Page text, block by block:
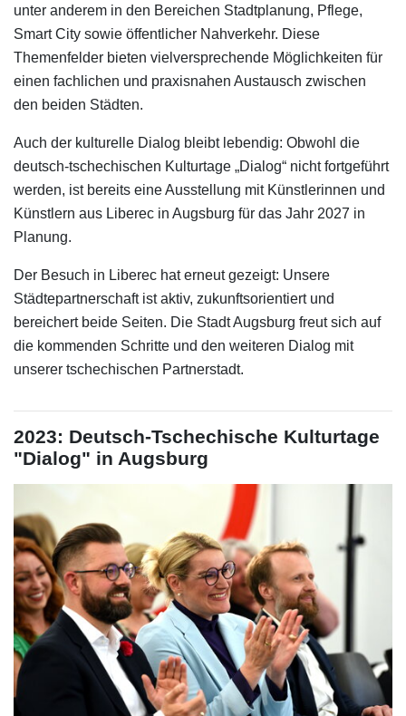
unter anderem in den Bereichen Stadtplanung, Pflege,
Smart City sowie öffentlicher Nahverkehr. Diese
Themenfelder bieten vielversprechende Möglichkeiten für
einen fachlichen und praxisnahen Austausch zwischen
den beiden Städten.
Auch der kulturelle Dialog bleibt lebendig: Obwohl die
deutsch-tschechischen Kulturtage „Dialog“ nicht fortgeführt
werden, ist bereits eine Ausstellung mit Künstlerinnen und
Künstlern aus Liberec in Augsburg für das Jahr 2027 in
Planung.
Der Besuch in Liberec hat erneut gezeigt: Unsere
Städtepartnerschaft ist aktiv, zukunftsorientiert und
bereichert beide Seiten. Die Stadt Augsburg freut sich auf
die kommenden Schritte und den weiteren Dialog mit
unserer tschechischen Partnerstadt.
2023: Deutsch-Tschechische Kulturtage
"Dialog" in Augsburg